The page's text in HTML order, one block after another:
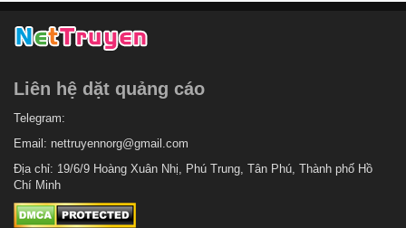
Liên hệ dặt quảng cáo
Telegram:
Email: nettruyennorg@gmail.com
Địa chỉ: 19/6/9 Hoàng Xuân Nhị, Phú Trung, Tân Phú, Thành phố Hồ
Chí Minh